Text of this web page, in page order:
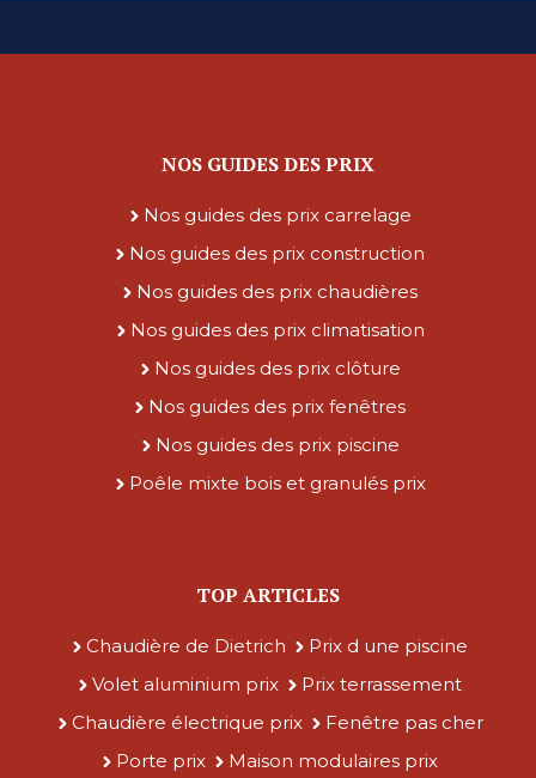
NOS GUIDES DES PRIX
Nos guides des prix carrelage
Nos guides des prix construction
Nos guides des prix chaudières
Nos guides des prix climatisation
Nos guides des prix clôture
Nos guides des prix fenêtres
Nos guides des prix piscine
Poêle mixte bois et granulés prix
TOP ARTICLES
Chaudière de Dietrich
Prix d une piscine
Volet aluminium prix
Prix terrassement
Chaudière électrique prix
Fenêtre pas cher
Porte prix
Maison modulaires prix